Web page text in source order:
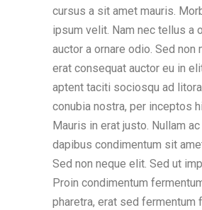
cursus a sit amet mauris.
ipsum velit. Nam nec tellus a
auctor a ornare odio. Sed non
erat consequat auctor eu in
aptent taciti sociosqu ad
conubia nostra, per inceptos
Mauris in erat justo. Nullam
dapibus condimentum sit
Sed non neque elit. Sed ut
Proin condimentum
pharetra, erat sed fermentum